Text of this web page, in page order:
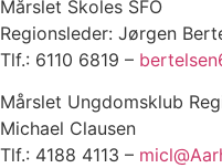
Mårslet Skoles SFO
Regionsleder: Jørgen
Tlf.: 6110 6819 –
Mårslet Ungdomsklub
Michael Clausen
Tlf.: 4188 4113 –